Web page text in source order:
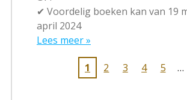
✔ Voordelig boeken kan van 19
april 2024
Lees meer »
1 2 3 4 5